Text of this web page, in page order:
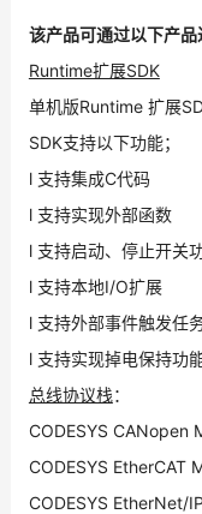
该产品可通过以下产品
Runtime扩展SDK
单机版Runtime 扩展
SDK支持以下功能；
l 支持集成C代码
l 支持实现外部函数
l 支持启动、停止开关
l 支持本地I/O扩展
l 支持外部事件触发任
l 支持实现掉电保持功
总线协议栈：
CODESYS CANopen
CODESYS EtherCAT
CODESYS EtherNet/